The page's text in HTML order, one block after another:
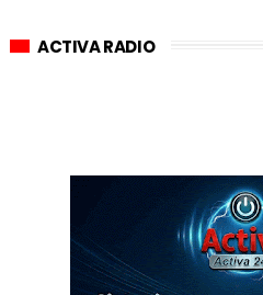
ACTIVA RADIO